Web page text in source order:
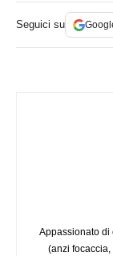
Seguici su
Appassionato di
(anzi